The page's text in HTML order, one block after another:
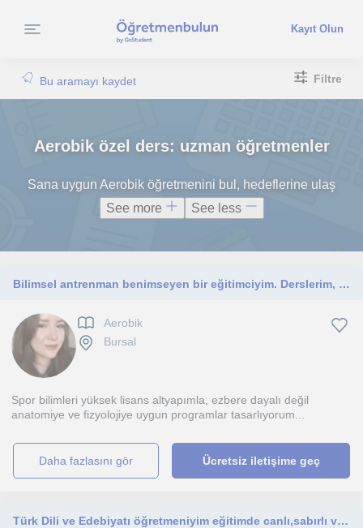
Kayıt Olun
Bu aramayı kaydet Filtre
Aerobik özel ders: uzman öğretmenler
Sana uygun Aerobik öğretmenini bul, hedeflerine ulaş
See more
See less
Bilimsel antrenman benimseyen bir eğitimciyim. Derslerim, sağlıklı ve bilinçli spor yapmak isteyen herkes için uygundur.
Aerobik
Bursal
Spor bilimleri yüksek lisans altyapımla, ezbere dayalı değil
anatomiye ve fizyolojiye uygun programlar tasarlıyorum...
daha fazlasını gör Ücretsiz iletişime geç
Türk Dili ve Edebiyatı öğretmeniyim eğitimde canlı,sabırlı ve güler yüzlü olmaya özen gösteriyorum.